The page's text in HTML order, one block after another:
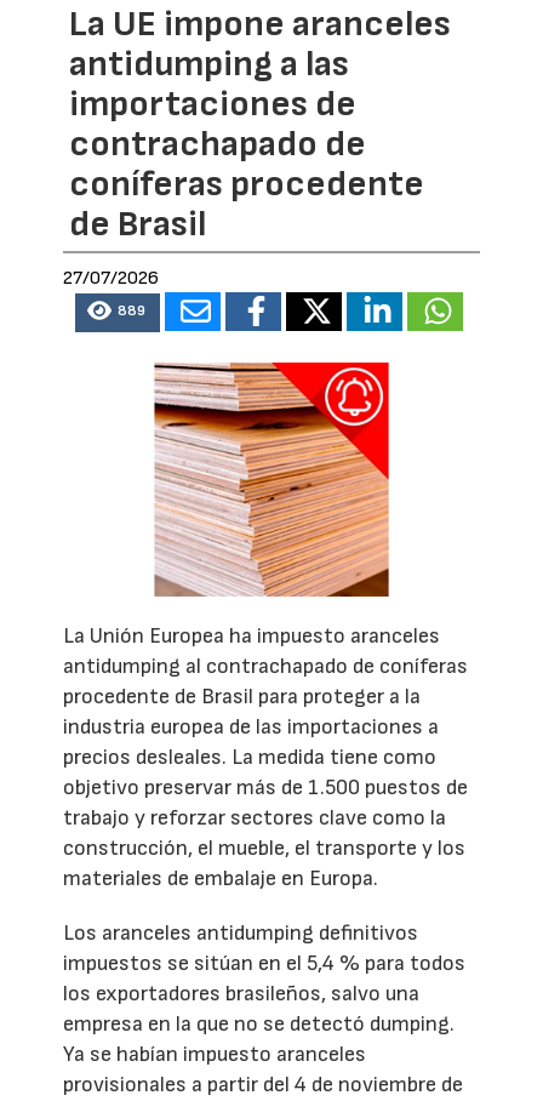
La UE impone aranceles
antidumping a las
importaciones de
contrachapado de
coníferas procedente
de Brasil
27/07/2026
889
La Unión Europea ha impuesto aranceles
antidumping al contrachapado de coníferas
procedente de Brasil para proteger a la
industria europea de las importaciones a
precios desleales. La medida tiene como
objetivo preservar más de 1.500 puestos de
trabajo y reforzar sectores clave como la
construcción, el mueble, el transporte y los
materiales de embalaje en Europa.
Los aranceles antidumping definitivos
impuestos se sitúan en el 5,4 % para todos
los exportadores brasileños, salvo una
empresa en la que no se detectó dumping.
Ya se habían impuesto aranceles
provisionales a partir del 4 de noviembre de